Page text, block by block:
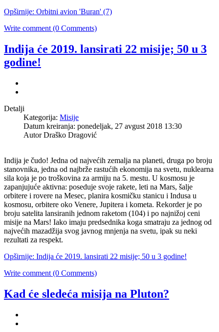
Opširnije: Orbitni avion 'Buran' (7)
Write comment (0 Comments)
Indija će 2019. lansirati 22 misije; 50 u 3
godine!
Detalji
Kategorija: Misije
Datum kreiranja: ponedeljak, 27 avgust 2018 13:30
AutorDraško Dragović
Indija je čudo! Jedna od najvećih zemalja na planeti, druga po broju
stanovnika, jedna od najbrže rastućih ekonomija na svetu, nuklearna
sila koja je po troškovina za armiju na 5. mestu. U kosmosu je
zapanjujuće aktivna: poseduje svoje rakete, leti na Mars, šalje
orbitere i rovere na Mesec, planira kosmičku stanicu i Indusa u
kosmosu, orbitere oko Venere, Jupitera i kometa. Rekorder je po
broju satelita lansiranih jednom raketom (104) i po najnižoj ceni
misije na Mars! Iako imaju predsednika koga smatraju za jednog od
najvećih mazadžija svog javnog mnjenja na svetu, ipak su neki
rezultati za respekt.
Opširnije: Indija će 2019. lansirati 22 misije; 50 u 3 godine!
Write comment (0 Comments)
Kad će sledeća misija na Pluton?